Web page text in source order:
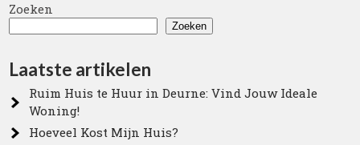
Zoeken
Zoeken
Laatste artikelen
Ruim Huis te Huur in Deurne: Vind Jouw Ideale
Woning!
Hoeveel Kost Mijn Huis?